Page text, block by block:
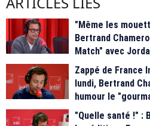
"Même les
Bertrand
Match" avec
Zappé de France
lundi, Bertrand
humour le
"Quelle santé !" :